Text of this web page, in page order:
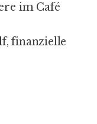
im Café
finanzielle